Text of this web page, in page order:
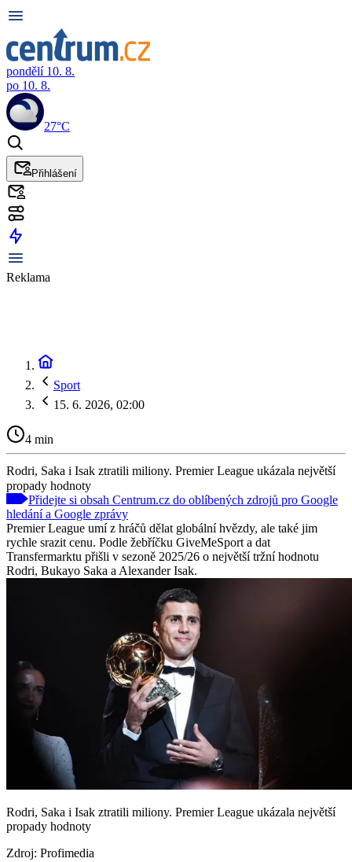
pondělí 10. 8.
po 10. 8.
27°C
Přihlášení
Reklama
Sport
15. 6. 2026, 02:00
4 min
Rodri, Saka i Isak ztratili miliony. Premier League ukázala největší
propady hodnoty
Přidejte si obsah Centrum.cz do oblíbených zdrojů pro Google
hledání a Google zprávy
Premier League umí z hráčů dělat globální hvězdy, ale také jim
rychle srazit cenu. Podle žebříčku GiveMeSport a dat
Transfermarktu přišli v sezoně 2025/26 o největší tržní hodnotu
Rodri, Bukayo Saka a Alexander Isak.
Rodri, Saka i Isak ztratili miliony. Premier League ukázala největší
propady hodnoty
Zdroj: Profimedia